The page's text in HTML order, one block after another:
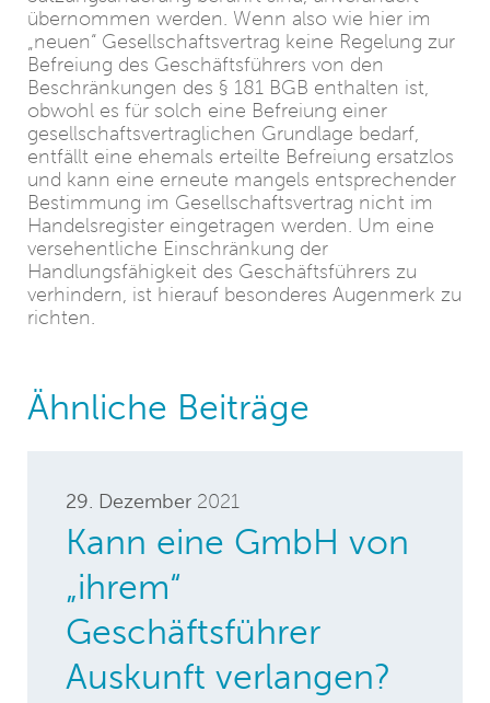
übernommen werden. Wenn also wie hier im
„neuen“ Gesellschaftsvertrag keine Regelung zur
Befreiung des Geschäftsführers von den
Beschränkungen des § 181 BGB enthalten ist,
obwohl es für solch eine Befreiung einer
gesellschaftsvertraglichen Grundlage bedarf,
entfällt eine ehemals erteilte Befreiung ersatzlos
und kann eine erneute mangels entsprechender
Bestimmung im Gesellschaftsvertrag nicht im
Handelsregister eingetragen werden. Um eine
versehentliche Einschränkung der
Handlungsfähigkeit des Geschäftsführers zu
verhindern, ist hierauf besonderes Augenmerk zu
richten.
Ähnliche Beiträge
29. Dezember 2021
Kann eine GmbH von
„ihrem“
Geschäftsführer
Auskunft verlangen?